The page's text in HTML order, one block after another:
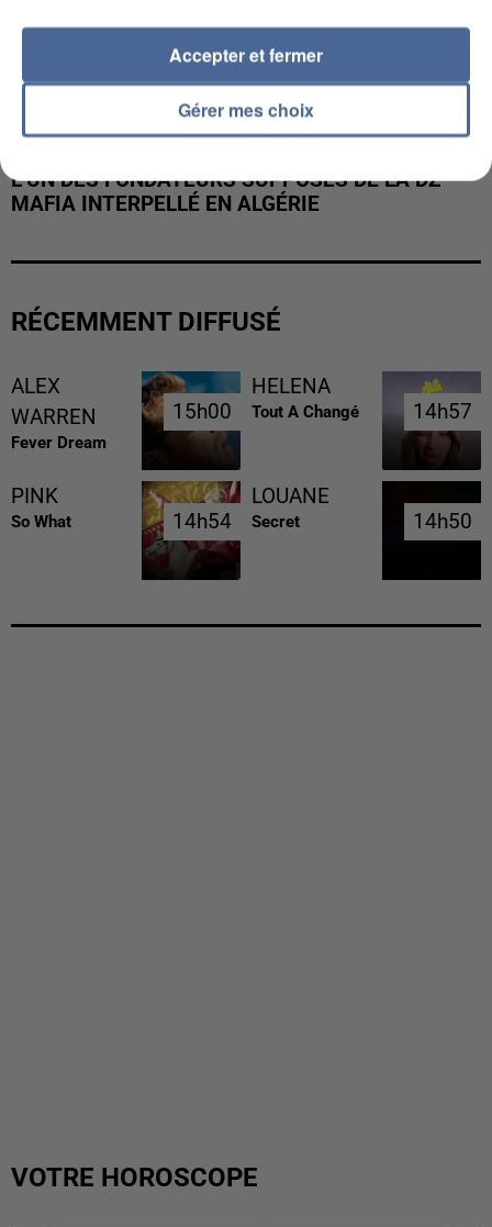
L’UN DES FONDATEURS SUPPOSÉS DE LA DZ
MAFIA INTERPELLÉ EN ALGÉRIE
RÉCEMMENT DIFFUSÉ
ALEX
WARREN
Fever Dream
15h00
15h00
HELENA
Tout A Changé 14h57
14h57
PINK
So What 14h54
14h54
LOUANE
Secret 14h50
14h50
VOTRE HOROSCOPE
Gérer mes choix
Accepter et fermer